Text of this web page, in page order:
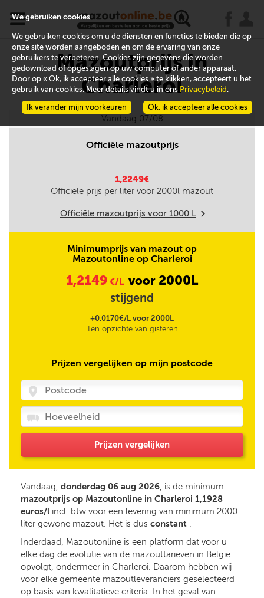
x
Mazoutprijs in
Charleroi
Vandaag 07/08
Officiële mazoutprijs
1,2249€
Officiële prijs per liter voor 2000l mazout
Officiële mazoutprijs voor 1000 L m
Minimumprijs van mazout op
Mazoutonline op Charleroi
1,2149 €/L voor 2000L
stijgend
+0,0170€/L voor 2000L
Ten opzichte van gisteren
Prijzen vergelijken op mijn postcode
Prijzen vergelijken
Vandaag, donderdag 06 aug 2026, is de minimum
mazoutprijs op Mazoutonline in Charleroi 1,1928
euros/l incl. btw voor een levering van minimum 2000
liter gewone mazout. Het is dus constant .
Inderdaad, Mazoutonline is een platform dat voor u
elke dag de evolutie van de mazouttarieven in België
opvolgt, ondermeer in Charleroi. Daarom hebben wij
voor elke gemeente mazoutleveranciers geselecteerd
op basis van kwalitatieve criteria. In het geval van
We gebruiken cookies
We gebruiken cookies om u de diensten en functies te bieden die op
onze site worden aangeboden en om de ervaring van onze
gebruikers te verbeteren. Cookies zijn gegevens die worden
gedownload of opgeslagen op uw computer of ander apparaat.
Door op « Ok, ik accepteer alle cookies » te klikken, accepteert u het
gebruik van cookies. Meer details vindt u in ons Privacybeleid .
Ok, ik accepteer alle cookies
Ik verander mijn voorkeuren